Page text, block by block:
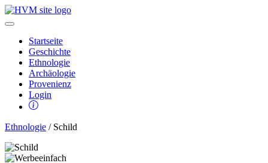
Startseite
Geschichte
Ethnologie
Archäologie
Provenienz
Login
Ethnologie / Schild